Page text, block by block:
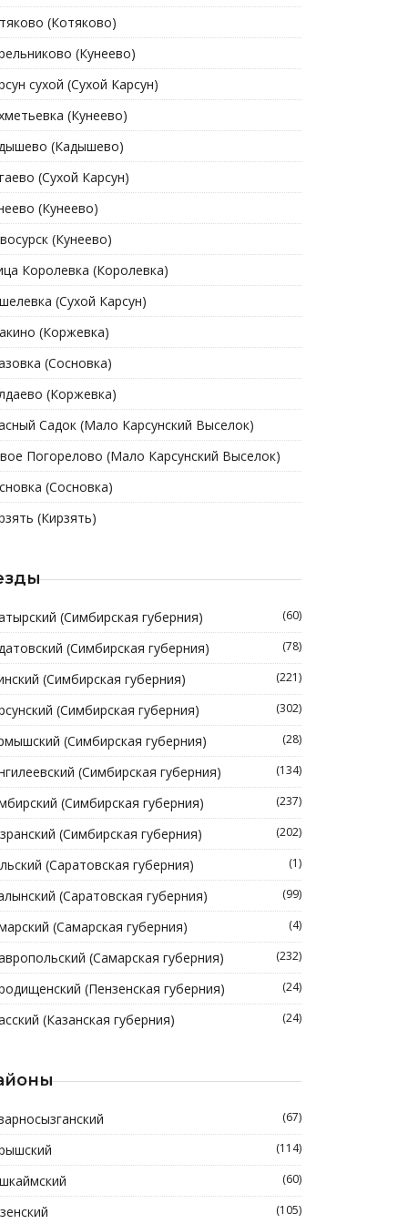
(Котяково)
(Кунеево)
сухой (Сухой Карсун)
(Кунеево)
(Кадышево)
(Сухой Карсун)
(Кунеево)
(Кунеево)
Королевка (Королевка)
(Сухой Карсун)
(Коржевка)
(Сосновка)
(Коржевка)
Садок (Мало Карсунский Выселок)
Погорелово (Мало Карсунский Выселок)
(Сосновка)
(Кирзять)
(Симбирская губерния) (60)
(Симбирская губерния) (78)
(Симбирская губерния) (221)
(Симбирская губерния) (302)
(Симбирская губерния) (28)
(Симбирская губерния) (134)
(Симбирская губерния) (237)
(Симбирская губерния) (202)
(Саратовская губерния) (1)
(Саратовская губерния) (99)
(Самарская губерния) (4)
(Самарская губерния) (232)
(Пензенская губерния) (24)
(Казанская губерния) (24)
(67)
(114)
(60)
(105)